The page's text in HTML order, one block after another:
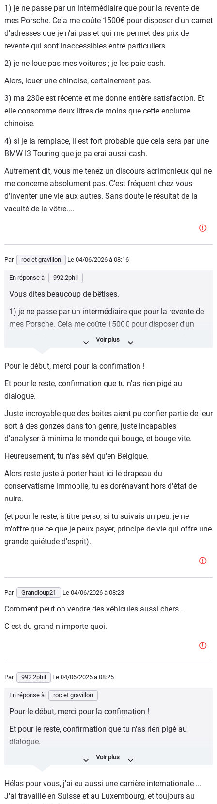
un SUV, dans le style de ce qui est ici présenté, on t'engage
à nous causer de ce qui pourra exister.
Et du différentiel prix, puisque le Farouche Froli à choisi
Mercedes en alternative.
Et donc 30% grand mini de différentiel prix, 40% en LOA.
Plus, moins chez Béhème ?
Dans le premier cas, n'oublie pas de cocher l'option
extension de garantie.
Qui n'atteindra pas 7 ans.
Allez pépère, au boulot !
s'étonnera pas que la Belgique connaisse un déficit
dorénavant pire que la France, et avec bien peu d'atout
structurels pour que ça change).
1) je ne passe par un intermédiaire que pour la revente de
mes Porsche. Cela me coûte 1500€ pour disposer d'un carnet
d'adresses que je n'ai pas et qui me permet des prix de
revente qui sont inaccessibles entre particuliers.
2) je ne loue pas mes voitures ; je les paie cash.
Alors, louer une chinoise, certainement pas.
3) ma 230e est récente et me donne entière satisfaction. Et
elle consomme deux litres de moins que cette enclume
chinoise.
4) si je la remplace, il est fort probable que cela sera par une
BMW I3 Touring que je paierai aussi cash.
Autrement dit, vous me tenez un discours acrimonieux qui ne
me concerne absolument pas. C'est fréquent chez vous
d'inventer une vie aux autres. Sans doute le résultat de la
vacuité de la vôtre....
Par roc et gravillon Le 04/06/2026 à 08:16
En réponse à 992.2phil
Vous dites beaucoup de bêtises.
1) je ne passe par un intermédiaire que pour la revente de
mes Porsche. Cela me coûte 1500€ pour disposer d'un
carnet d'adresses que je n'ai pas et qui me permet des prix
2) je ne loue pas mes voitures ; je les paie cash.
Alors, louer une chinoise, certainement pas.
3) ma 230e est récente et me donne entière satisfaction.
Et elle consomme deux litres de moins que cette enclume
chinoise.
4) si je la remplace, il est fort probable que cela sera par
une BMW I3 Touring que je paierai aussi cash.
Autrement dit, vous me tenez un discours acrimonieux qui
ne me concerne absolument pas. C'est fréquent chez vous
d'inventer une vie aux autres. Sans doute le résultat de la
vacuité de la vôtre....
Pour le début, merci pour la confimation !
Et pour le reste, confirmation que tu n'as rien pigé au
dialogue.
Juste incroyable que des boites aient pu confier partie de leur
sort à des gonzes dans ton genre, juste incapables
d'analyser à minima le monde qui bouge, et bouge vite.
Heureusement, tu n'as sévi qu'en Belgique.
Alors reste juste à porter haut ici le drapeau du
conservatisme immobile, tu es dorénavant hors d'état de
nuire.
(et pour le reste, à titre perso, si tu suivais un peu, je ne
m'offre que ce que je peux payer, principe de vie qui offre une
grande quiétude d'esprit).
Par Grandloup21 Le 04/06/2026 à 08:23
Comment peut on vendre des véhicules aussi chers....
C est du grand n importe quoi.
Par 992.2phil Le 04/06/2026 à 08:25
En réponse à roc et gravillon
Pour le début, merci pour la confimation !
Et pour le reste, confirmation que tu n'as rien pigé au
dialogue.
Juste incroyable que des boites aient pu confier partie de
d'analyser à minima le monde qui bouge, et bouge vite.
Heureusement, tu n'as sévi qu'en Belgique.
Hélas pour vous, j'ai eu aussi une carrière internationale ...
J'ai travaillé en Suisse et au Luxembourg, et toujours au